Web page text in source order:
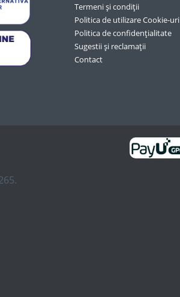
Termeni și condiții
Politica de utilizare Cookie-uri
Politica de confidențialitate
Sugestii și reclamații
Contact